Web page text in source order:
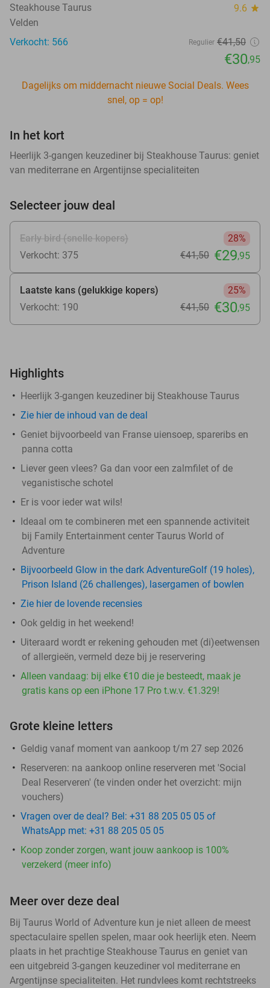
Steakhouse Taurus 9.6 star
Velden
Verkocht: 566
Regulier €41,50
€30,95
Dagelijks om middernacht nieuwe Social Deals. Wees
snel, op = op!
In het kort
Heerlijk 3-gangen keuzediner bij Steakhouse Taurus: geniet
van mediterrane en Argentijnse specialiteiten
Selecteer jouw deal
Early bird (snelle kopers)
28%
Verkocht: 375
€41,50 €29,95
Laatste kans (gelukkige kopers)
25%
Verkocht: 190
€41,50 €30,95
Highlights
Heerlijk 3-gangen keuzediner bij Steakhouse Taurus
Zie hierde inhoud van de deal
Geniet bijvoorbeeld van Franse uiensoep, spareribs en
panna cotta
Liever geen vlees? Ga dan voor een zalmfilet of de
veganistische schotel
Er is voor ieder wat wils!
Ideaal om te combineren met een spannende activiteit
bij Family Entertainment center Taurus World of
Adventure
Bijvoorbeeld Glow in the dark AdventureGolf (19 holes),
Prison Island (26 challenges), lasergamen of bowlen
Zie hier de lovende recensies
Ook geldig in het weekend!
Uiteraard wordt er rekening gehouden met (di)eetwensen
of allergieën, vermeld deze bij je reservering
Alleen vandaag: bij elke €10 die je besteedt, maak je
gratis kans op een iPhone 17 Pro t.w.v. €1.329!
Grote kleine letters
Geldig vanaf moment van aankoop t/m 27 sep 2026
Reserveren: na aankoop online reserveren met 'Social
Deal Reserveren' (te vinden onder het overzicht: mijn
vouchers)
Vragen over de deal? Bel: +31 88 205 05 05 of
WhatsApp met: +31 88 205 05 05
Koop zonder zorgen, want jouw aankoop is 100%
verzekerd (meer info)
Meer over deze deal
Bij Taurus World of Adventure kun je niet alleen de meest
spectaculaire spellen spelen, maar ook heerlijk eten. Neem
plaats in het prachtige Steakhouse Taurus en geniet van
een uitgebreid 3-gangen keuzediner vol mediterrane en
Argentijnse specialiteiten. Het rundvlees komt rechtstreeks